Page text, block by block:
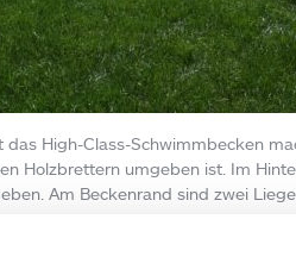
High-Class-Schwimmbecken
Holzbrettern umgeben ist. Im
Am Beckenrand sind zwei